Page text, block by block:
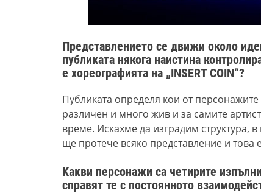
Представлението се движи около
публиката някога наистина
е хореографията на „INSERT COIN“?
Публиката определя кои от
различен и много жив и за самите
време. Искахме да изградим структура,
ще протече всяко представление и това
Kакви персонажи са четирите
справят те с постоянното